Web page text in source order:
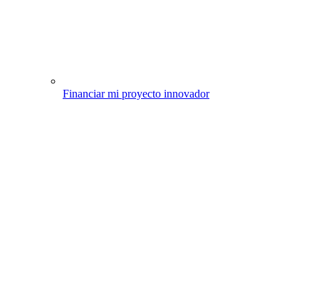
Financiar mi proyecto innovador